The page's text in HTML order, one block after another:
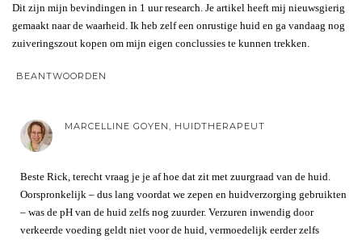
Dit zijn mijn bevindingen in 1 uur research. Je artikel heeft mij nieuwsgierig
gemaakt naar de waarheid. Ik heb zelf een onrustige huid en ga vandaag nog
zuiveringszout kopen om mijn eigen conclussies te kunnen trekken.
BEANTWOORDEN
MARCELLINE GOYEN, HUIDTHERAPEUT
Beste Rick, terecht vraag je je af hoe dat zit met zuurgraad van de huid.
Oorspronkelijk – dus lang voordat we zepen en huidverzorging gebruikten
– was de pH van de huid zelfs nog zuurder. Verzuren inwendig door
verkeerde voeding geldt niet voor de huid, vermoedelijk eerder zelfs